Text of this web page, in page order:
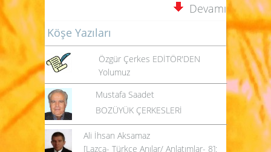
Devamı
Köşe Yazıları
Özgür Çerkes EDİTÖR'DEN
Yolumuz
Mustafa Saadet
BOZÜYÜK ÇERKESLERİ
Ali İhsan Aksamaz
[Lazca- Türkçe Anılar/ Anlatımlar- 8]: